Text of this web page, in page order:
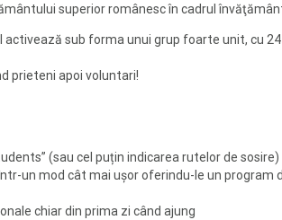
superior românesc în cadrul
activează sub forma unui grup foarte unit, cu
prieteni apoi voluntari!
(sau cel puțin indicarea rutelor de sosire)
un mod cât mai ușor oferindu-le un program
chiar din prima zi când ajung